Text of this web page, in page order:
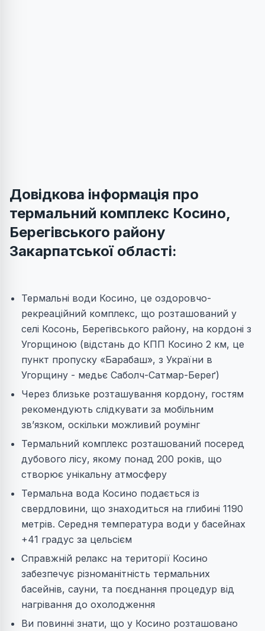
Довідкова інформація про
термальний комплекс Косино,
Берегівського району
Закарпатської області:
Термальні води Косино, це оздоровчо-
рекреаційний комплекс, що розташований у
селі Косонь, Берегівського району, на кордоні з
Угорщиною (відстань до КПП Косино 2 км, це
пункт пропуску «Барабаш», з України в
Угорщину - медьє Саболч-Сатмар-Береґ)
Через близьке розташування кордону, гостям
рекомендують слідкувати за мобільним
зв’язком, оскільки можливий роумінг
Термальний комплекс розташований посеред
дубового лісу, якому понад 200 років, що
створює унікальну атмосферу
Термальна вода Косино подається із
свердловини, що знаходиться на глибині 1190
метрів. Середня температура води у басейнах
+41 градус за цельсієм
Справжній релакс на території Косино
забезпечує різноманітність термальних
басейнів, сауни, та поєднання процедур від
нагрівання до охолодження
Ви повинні знати, що у Косино розташовано